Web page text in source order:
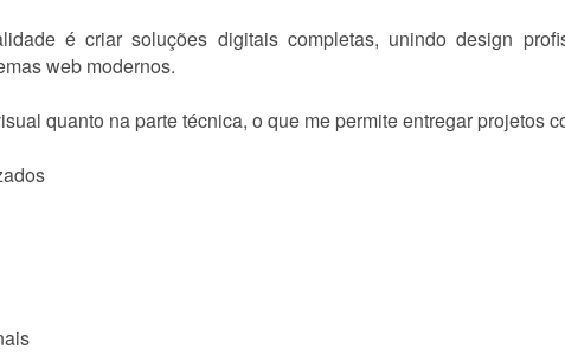
é criar soluções digitais completas, unindo design
web modernos.
quanto na parte técnica, o que me permite entregar projetos